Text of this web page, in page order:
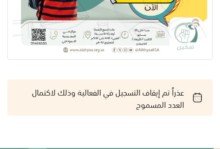
عذراً تم إيقاف التسجيل في الفعالية وذلك لاكتمال
العدد المسموح